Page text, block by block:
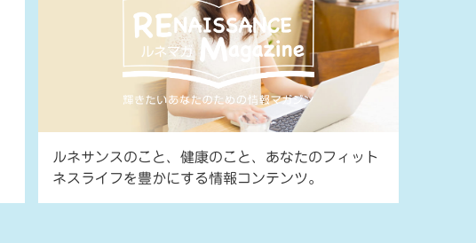
ルネサンスのこと、健康のこと、あなたのフィット
ネスライフを豊かにする情報コンテンツ。